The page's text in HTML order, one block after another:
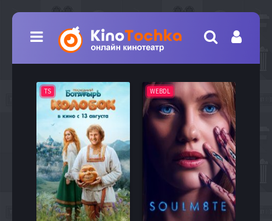
TS WEBDL